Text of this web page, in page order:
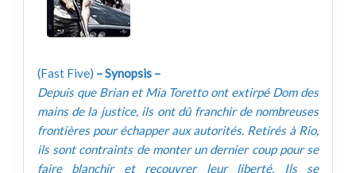
(Fast Five) – Synopsis –
Depuis que Brian et Mia Toretto ont extirpé Dom des
mains de la justice, ils ont dû franchir de nombreuses
frontières pour échapper aux autorités. Retirés à Rio,
ils sont contraints de monter un dernier coup pour se
faire blanchir et recouvrer leur liberté. Ils se